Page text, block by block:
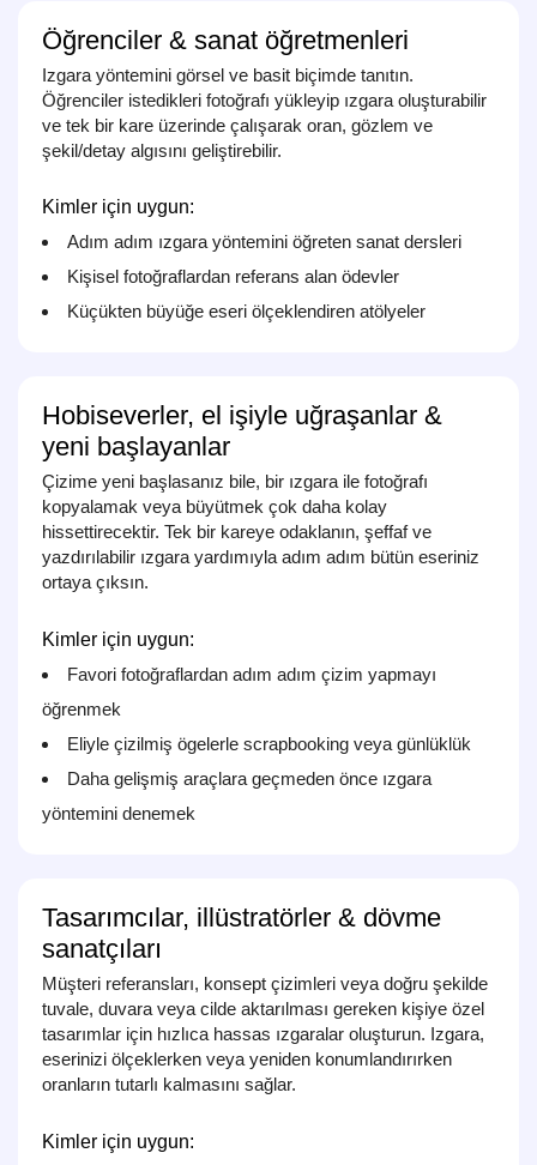
Öğrenciler & sanat öğretmenleri
Izgara yöntemini görsel ve basit biçimde tanıtın.
Öğrenciler istedikleri fotoğrafı yükleyip ızgara oluşturabilir
ve tek bir kare üzerinde çalışarak oran, gözlem ve
şekil/detay algısını geliştirebilir.
Kimler için uygun:
Adım adım ızgara yöntemini öğreten sanat dersleri
Kişisel fotoğraflardan referans alan ödevler
Küçükten büyüğe eseri ölçeklendiren atölyeler
Hobiseverler, el işiyle uğraşanlar &
yeni başlayanlar
Çizime yeni başlasanız bile, bir ızgara ile fotoğrafı
kopyalamak veya büyütmek çok daha kolay
hissettirecektir. Tek bir kareye odaklanın, şeffaf ve
yazdırılabilir ızgara yardımıyla adım adım bütün eseriniz
ortaya çıksın.
Kimler için uygun:
Favori fotoğraflardan adım adım çizim yapmayı
öğrenmek
Eliyle çizilmiş ögelerle scrapbooking veya günlüklük
Daha gelişmiş araçlara geçmeden önce ızgara
yöntemini denemek
Tasarımcılar, illüstratörler & dövme
sanatçıları
Müşteri referansları, konsept çizimleri veya doğru şekilde
tuvale, duvara veya cilde aktarılması gereken kişiye özel
tasarımlar için hızlıca hassas ızgaralar oluşturun. Izgara,
eserinizi ölçeklerken veya yeniden konumlandırırken
oranların tutarlı kalmasını sağlar.
Kimler için uygun: